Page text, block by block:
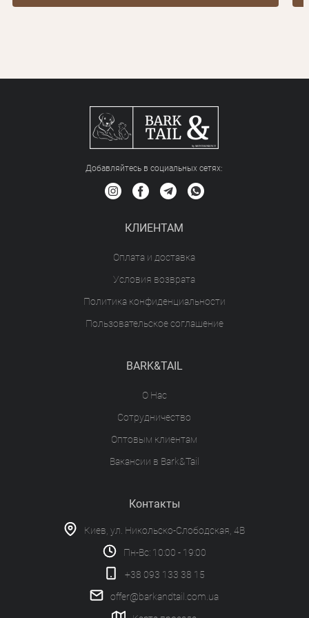
Добавляйтесь в социальных сетяx:
КЛИЕНТАМ
Оплата и доставка
Условия возврата
Политика конфиденциальности
Пользовательское соглашение
BARK&TAIL
О Нас
Сотрудничество
Оптовым клиентам
Вакансии в Bark&Tail
Контакты
Киев, ул. Никольско-Слободская, 4В
Пн-Вс: 10:00 - 19:00
+38 093 133 38 15
offer@barkandtail.com.ua